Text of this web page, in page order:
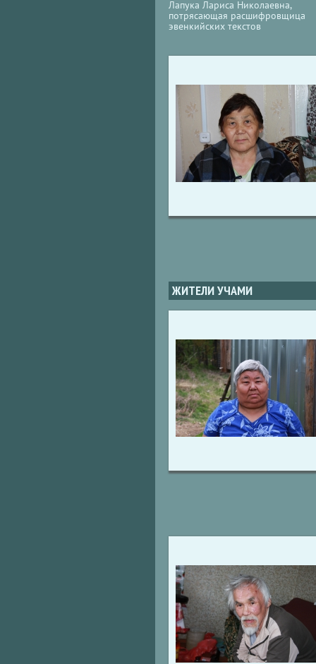
Лапука Лариса Николаевна,
потрясающая расшифровщица
эвенкийских текстов
ЖИТЕЛИ УЧАМИ